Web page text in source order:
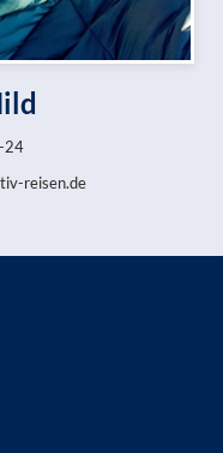
24
reisen.de